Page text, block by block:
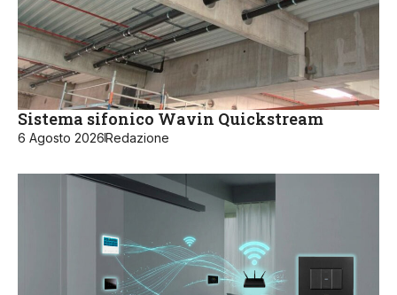
Sistema sifonico Wavin Quickstream
6 Agosto 2026Redazione